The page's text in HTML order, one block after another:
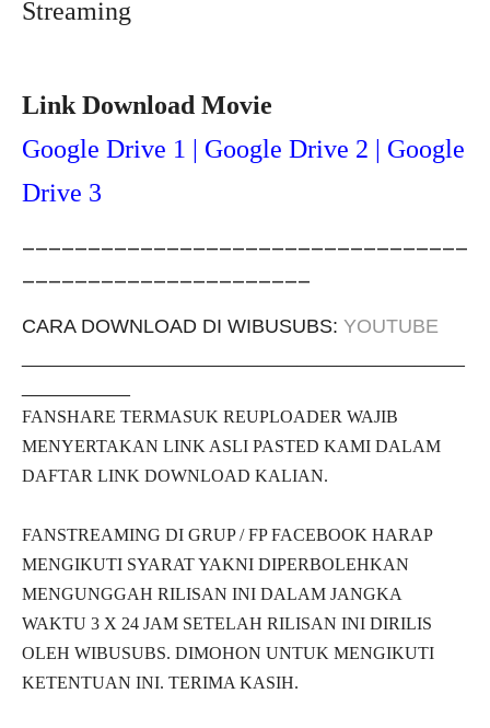
Streaming
Link Download Movie
Google Drive 1 | Google Drive 2 | Google
Drive 3
__________________________________
______________________
CARA DOWNLOAD DI WIBUSUBS: YOUTUBE
FANSHARE TERMASUK REUPLOADER WAJIB
MENYERTAKAN LINK ASLI PASTED KAMI DALAM
DAFTAR LINK DOWNLOAD KALIAN.
FANSTREAMING DI GRUP / FP FACEBOOK HARAP
MENGIKUTI SYARAT YAKNI DIPERBOLEHKAN
MENGUNGGAH RILISAN INI DALAM JANGKA
WAKTU 3 X 24 JAM SETELAH RILISAN INI DIRILIS
OLEH WIBUSUBS. DIMOHON UNTUK MENGIKUTI
KETENTUAN INI. TERIMA KASIH.